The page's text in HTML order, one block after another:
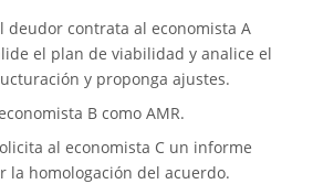
deudor contrata al economista A
el plan de viabilidad y analice el
y proponga ajustes.
B como AMR.
al economista C un informe
la homologación del acuerdo.